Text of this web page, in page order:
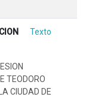
Texto
TEODORO
CIUDAD DE